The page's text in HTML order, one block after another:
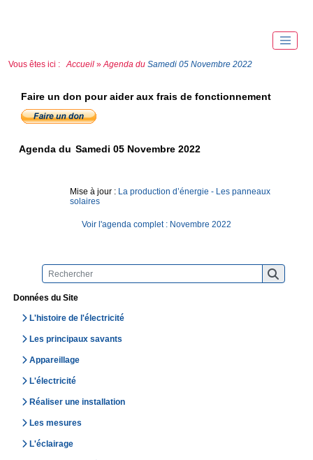
Vous êtes ici : Accueil » Agenda du Samedi 05 Novembre 2022
Données du Site
L'histoire de l'électricité
Les principaux savants
Appareillage
L'électricité
Réaliser une installation
Les mesures
L'éclairage
Faire un don pour aider aux frais de fonctionnement
Agenda du Samedi 05 Novembre 2022
Mise à jour : La production d’énergie - Les panneaux
solaires
Voir l'agenda complet : Novembre 2022